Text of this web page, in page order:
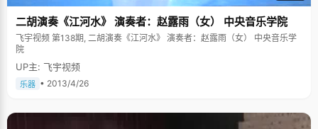
二胡演奏《江河水》 演奏者：赵露雨（女） 中央音乐学院
飞宇视频 第138期, 二胡演奏《江河水》 演奏者：赵露雨（女） 中央音乐学
院
UP主: 飞宇视频
乐器 • 2013/4/26